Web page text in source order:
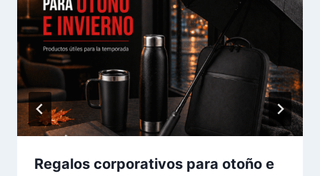
Regalos corporativos para otoño e